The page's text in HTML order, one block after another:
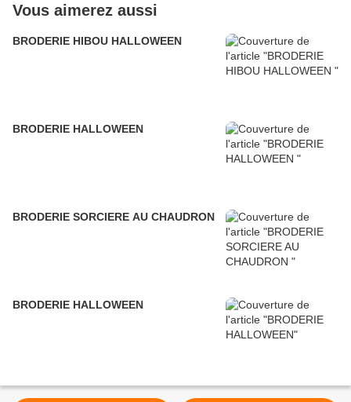
Vous aimerez aussi
BRODERIE HIBOU HALLOWEEN
BRODERIE HALLOWEEN
BRODERIE SORCIERE AU CHAUDRON
BRODERIE HALLOWEEN